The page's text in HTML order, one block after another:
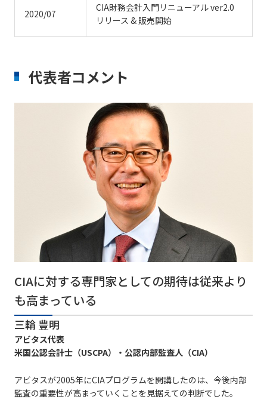
2020/07
CIA財務会計入門リニューアル ver2.0
リリース & 販売開始
代表者コメント
CIAに対する専門家としての期待は従来より
も高まっている
三輪 豊明
アビタス代表
米国公認会計士（USCPA）・公認内部監査人（CIA）
アビタスが2005年にCIAプログラムを開講したのは、今後内部
監査の重要性が高まっていくことを見据えての判断でした。